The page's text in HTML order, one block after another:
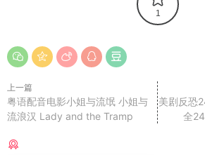
1
上一篇
粤语配音电影小姐与流氓 小姐与
流浪汉 Lady and the Tramp
美剧反恐
全